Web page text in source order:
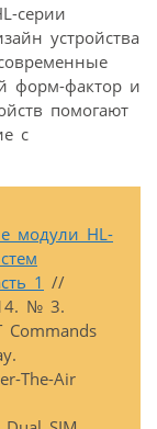
серии
устройства
форм-фактор и
помогают
с
модули HL-
1 //
№ 3.
Commands
The-Air